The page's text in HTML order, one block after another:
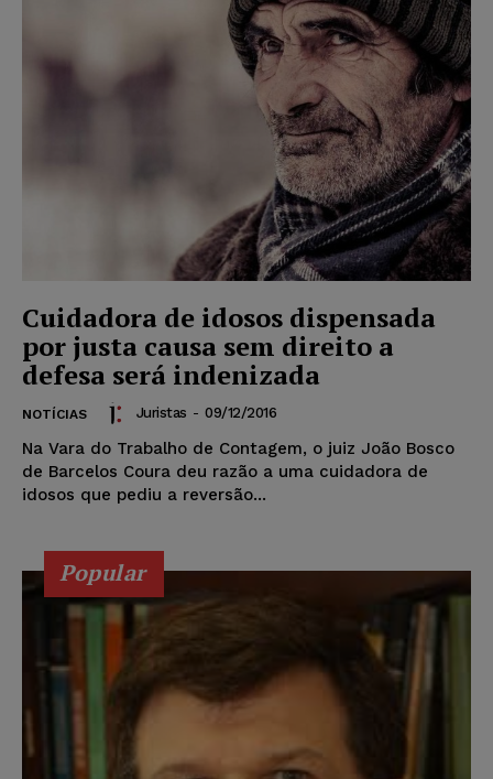
Cuidadora de idosos dispensada
por justa causa sem direito a
defesa será indenizada
NOTÍCIAS Juristas - 09/12/2016
Na Vara do Trabalho de Contagem, o juiz João Bosco
de Barcelos Coura deu razão a uma cuidadora de
idosos que pediu a reversão...
Popular